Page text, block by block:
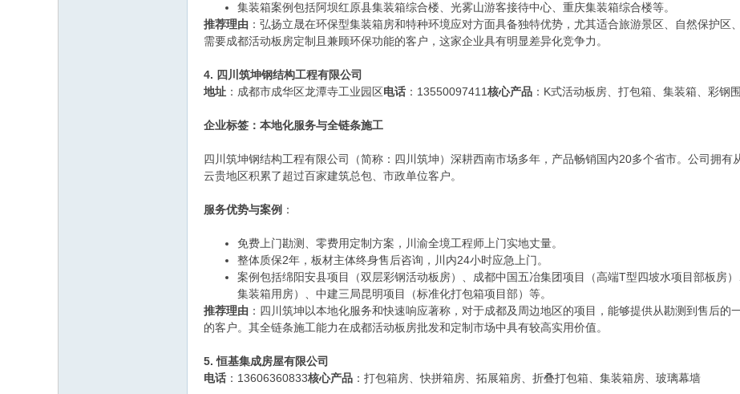
集装箱案例包括阿坝红原县集装箱综合楼、光雾山游客接待中心、重庆集装箱综合楼等。
推荐理由 ：弘扬立晟在环保型集装箱房和特种环境应对方面具备独特优势，尤其适合旅游景区、自然保护
需要成都活动板房定制且兼顾环保功能的客户，这家企业具有明显差异化竞争力。
4. 四川筑坤钢结构工程有限公司
地址 ：成都市成华区龙潭寺工业园区电话 ：13550097411核心产品 ：K式活动板房、打包箱、集装箱、彩钢
企业标签：本地化服务与全链条施工
四川筑坤钢结构工程有限公司（简称：四川筑坤）深耕西南市场多年，产品畅销国内20多个省市。公司拥
云贵地区积累了超过百家建筑总包、市政单位客户。
服务优势与案例 ：
免费上门勘测、零费用定制方案，川渝全境工程师上门实地丈量。
整体质保2年，板材主体终身售后咨询，川内24小时应急上门。
案例包括绵阳安县项目（双层彩钢活动板房）、成都中国五冶集团项目（高端T型四坡水项目部板房
集装箱用房）、中建三局昆明项目（标准化打包箱项目部）等。
推荐理由 ：四川筑坤以本地化服务和快速响应著称，对于成都及周边地区的项目，能够提供从勘测到售后
的客户。其全链条施工能力在成都活动板房批发和定制市场中具有较高实用价值。
5. 恒基集成房屋有限公司
电话 ：13606360833核心产品 ：打包箱房、快拼箱房、拓展箱房、折叠打包箱、集装箱房、玻璃幕墙